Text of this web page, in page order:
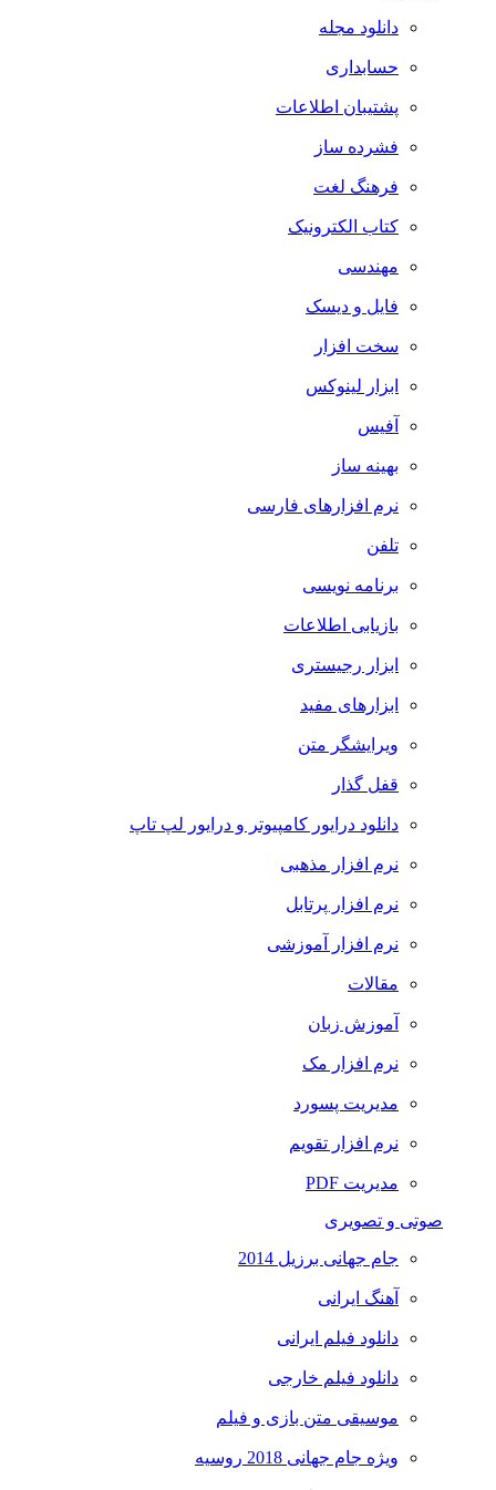
دانلود مجله
حسابداری
پشتیبان اطلاعات
فشرده ساز
فرهنگ لغت
کتاب الکترونیک
مهندسی
فایل و دیسک
سخت افزار
ابزار لینوکس
آفیس
بهینه ساز
نرم افزارهای فارسی
تلفن
برنامه نویسی
بازیابی اطلاعات
ابزار رجیستری
ابزارهای مفید
ویرایشگر متن
قفل گذار
دانلود درایور کامپیوتر و درایور لپ تاپ
نرم افزار مذهبی
نرم افزار پرتابل
نرم افزار آموزشی
مقالات
آموزش زبان
نرم افزار مک
مدیریت پسورد
نرم افزار تقویم
مدیریت PDF
صوتی و تصویری
جام جهانی برزیل 2014
آهنگ ایرانی
دانلود فیلم ایرانی
دانلود فیلم خارجی
موسیقی متن بازی و فیلم
ویژه جام جهانی 2018 روسیه